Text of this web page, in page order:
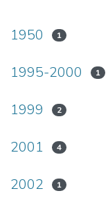
1950 1
1995-2000 1
1999 2
2001 4
2002 1